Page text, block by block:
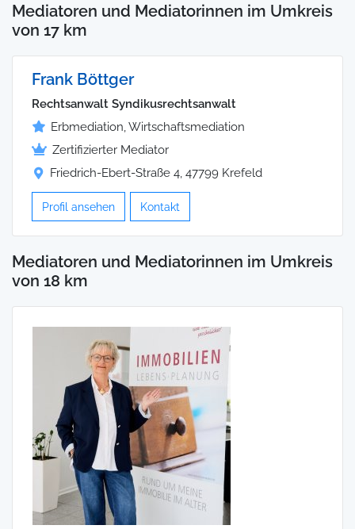
Mediatoren und Mediatorinnen im Umkreis
von 17 km
Frank Böttger
Rechtsanwalt Syndikusrechtsanwalt
Erbmediation, Wirtschaftsmediation
Zertifizierter Mediator
Friedrich-Ebert-Straße 4, 47799 Krefeld
Profil ansehen Kontakt
Mediatoren und Mediatorinnen im Umkreis
von 18 km